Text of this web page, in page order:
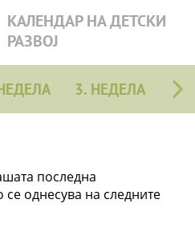
КАЛЕНДАР НА ДЕТСКИ
РАЗВОЈ
3. НЕДЕЛА
последна
однесува на следните